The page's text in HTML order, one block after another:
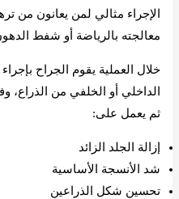
الإجراء مثالي لمن يعانون من
معالجته بالرياضة أو شفط
خلال العملية يقوم الجراح
الداخلي أو الخلفي من
ثم يعمل على:
إزالة الجلد الزائد
شد الأنسجة الأساسية
تحسين شكل الذراعين